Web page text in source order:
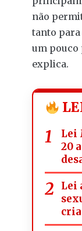
não
tanto para
um pouco
explica.
Lei
20
Lei